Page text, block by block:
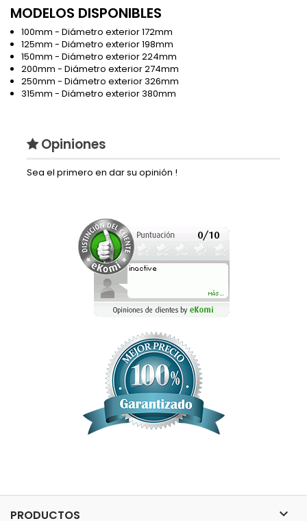
MODELOS DISPONIBLES
100mm - Diámetro exterior 172mm
125mm - Diámetro exterior198mm
150mm - Diámetro exterior224mm
200mm - Diámetro exterior274mm
250mm - Diámetro exterior326mm
315mm - Diámetro exterior380mm
Opiniones
Sea el primero en dar su opinión !
PRODUCTOS 